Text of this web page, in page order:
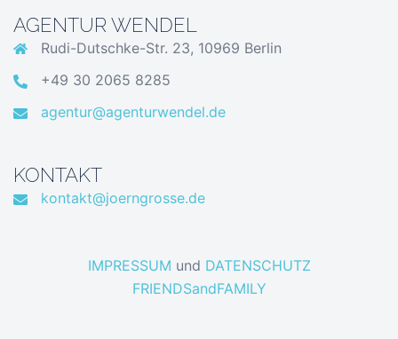
AGENTUR WENDEL
Rudi-Dutschke-Str. 23, 10969 Berlin
+49 30 2065 8285
agentur@agenturwendel.de
KONTAKT
kontakt@joerngrosse.de
IMPRESSUM und DATENSCHUTZ
FRIENDSandFAMILY